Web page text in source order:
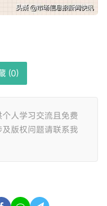
(0)
人学习交流且免费
版权问题请联系我